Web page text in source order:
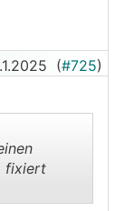
(#725)
fixiert